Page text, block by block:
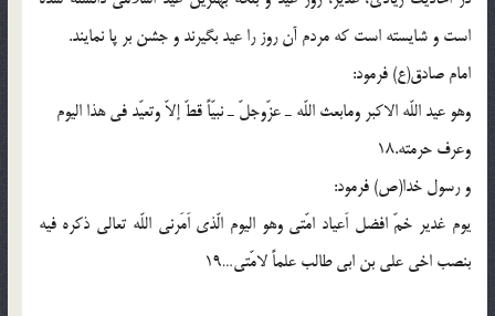
است و شايسته است كه مردم آن روز را عيد بگيرند و جشن بر پا نمايند.
امام صادق(ع) فرمود:
وهو عيد اللّه الاكبر ومابعث اللّه ـ عزّوجلّ ـ نبيّاً قطّ إلاّ وتعيّد فى هذا اليوم
وعرف حرمته.18
و رسول خدا(ص) فرمود:
يوم غدير خمّ افضل اَعياد امّتى وهو اليوم الّذى اَمَرنى اللّه تعالى ذكره فيه
بنصب اخى على بن ابى طالب علماً لامّتى…19